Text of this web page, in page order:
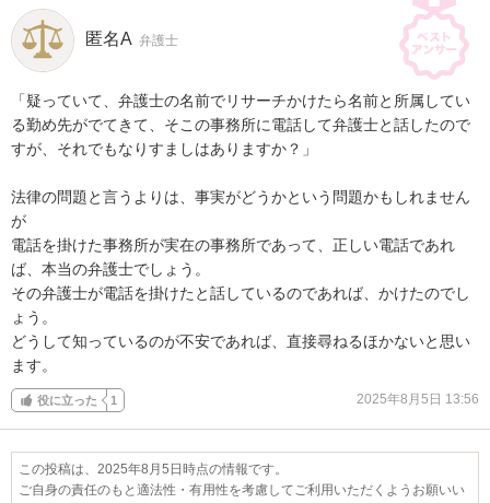
匿名A 弁護士
「疑っていて、弁護士の名前でリサーチかけたら名前と所属してい
る勤め先がでてきて、そこの事務所に電話して弁護士と話したので
すが、それでもなりすましはありますか？」
法律の問題と言うよりは、事実がどうかという問題かもしれません
が
電話を掛けた事務所が実在の事務所であって、正しい電話であれ
ば、本当の弁護士でしょう。
その弁護士が電話を掛けたと話しているのであれば、かけたのでし
ょう。
どうして知っているのが不安であれば、直接尋ねるほかないと思い
ます。
役に立った 1 2025年8月5日 13:56
この投稿は、2025年8月5日時点の情報です。
ご自身の責任のもと適法性・有用性を考慮してご利用いただくようお願いい